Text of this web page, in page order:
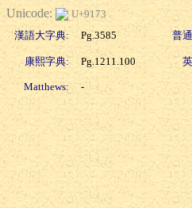
Unicode:
U+9173
漢語大字典:
Pg.3585 普
康熙字典: Pg.1211.100
Matthews: -